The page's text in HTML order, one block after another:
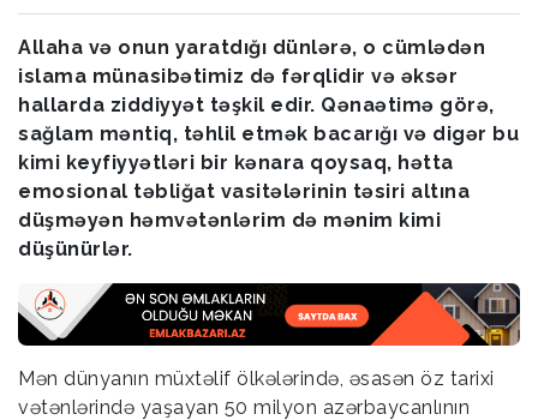
Allaha və onun yaratdığı dünlərə, o cümlədən
islama münasibətimiz də fərqlidir və əksər
hallarda ziddiyyət təşkil edir. Qənaətimə görə,
sağlam məntiq, təhlil etmək bacarığı və digər bu
kimi keyfiyyətləri bir kənara qoysaq, hətta
emosional təbliğat vasitələrinin təsiri altına
düşməyən həmvətənlərim də mənim kimi
düşünürlər.
Mən dünyanın müxtəlif ölkələrində, əsasən öz tarixi
vətənlərində yaşayan 50 milyon azərbaycanlının